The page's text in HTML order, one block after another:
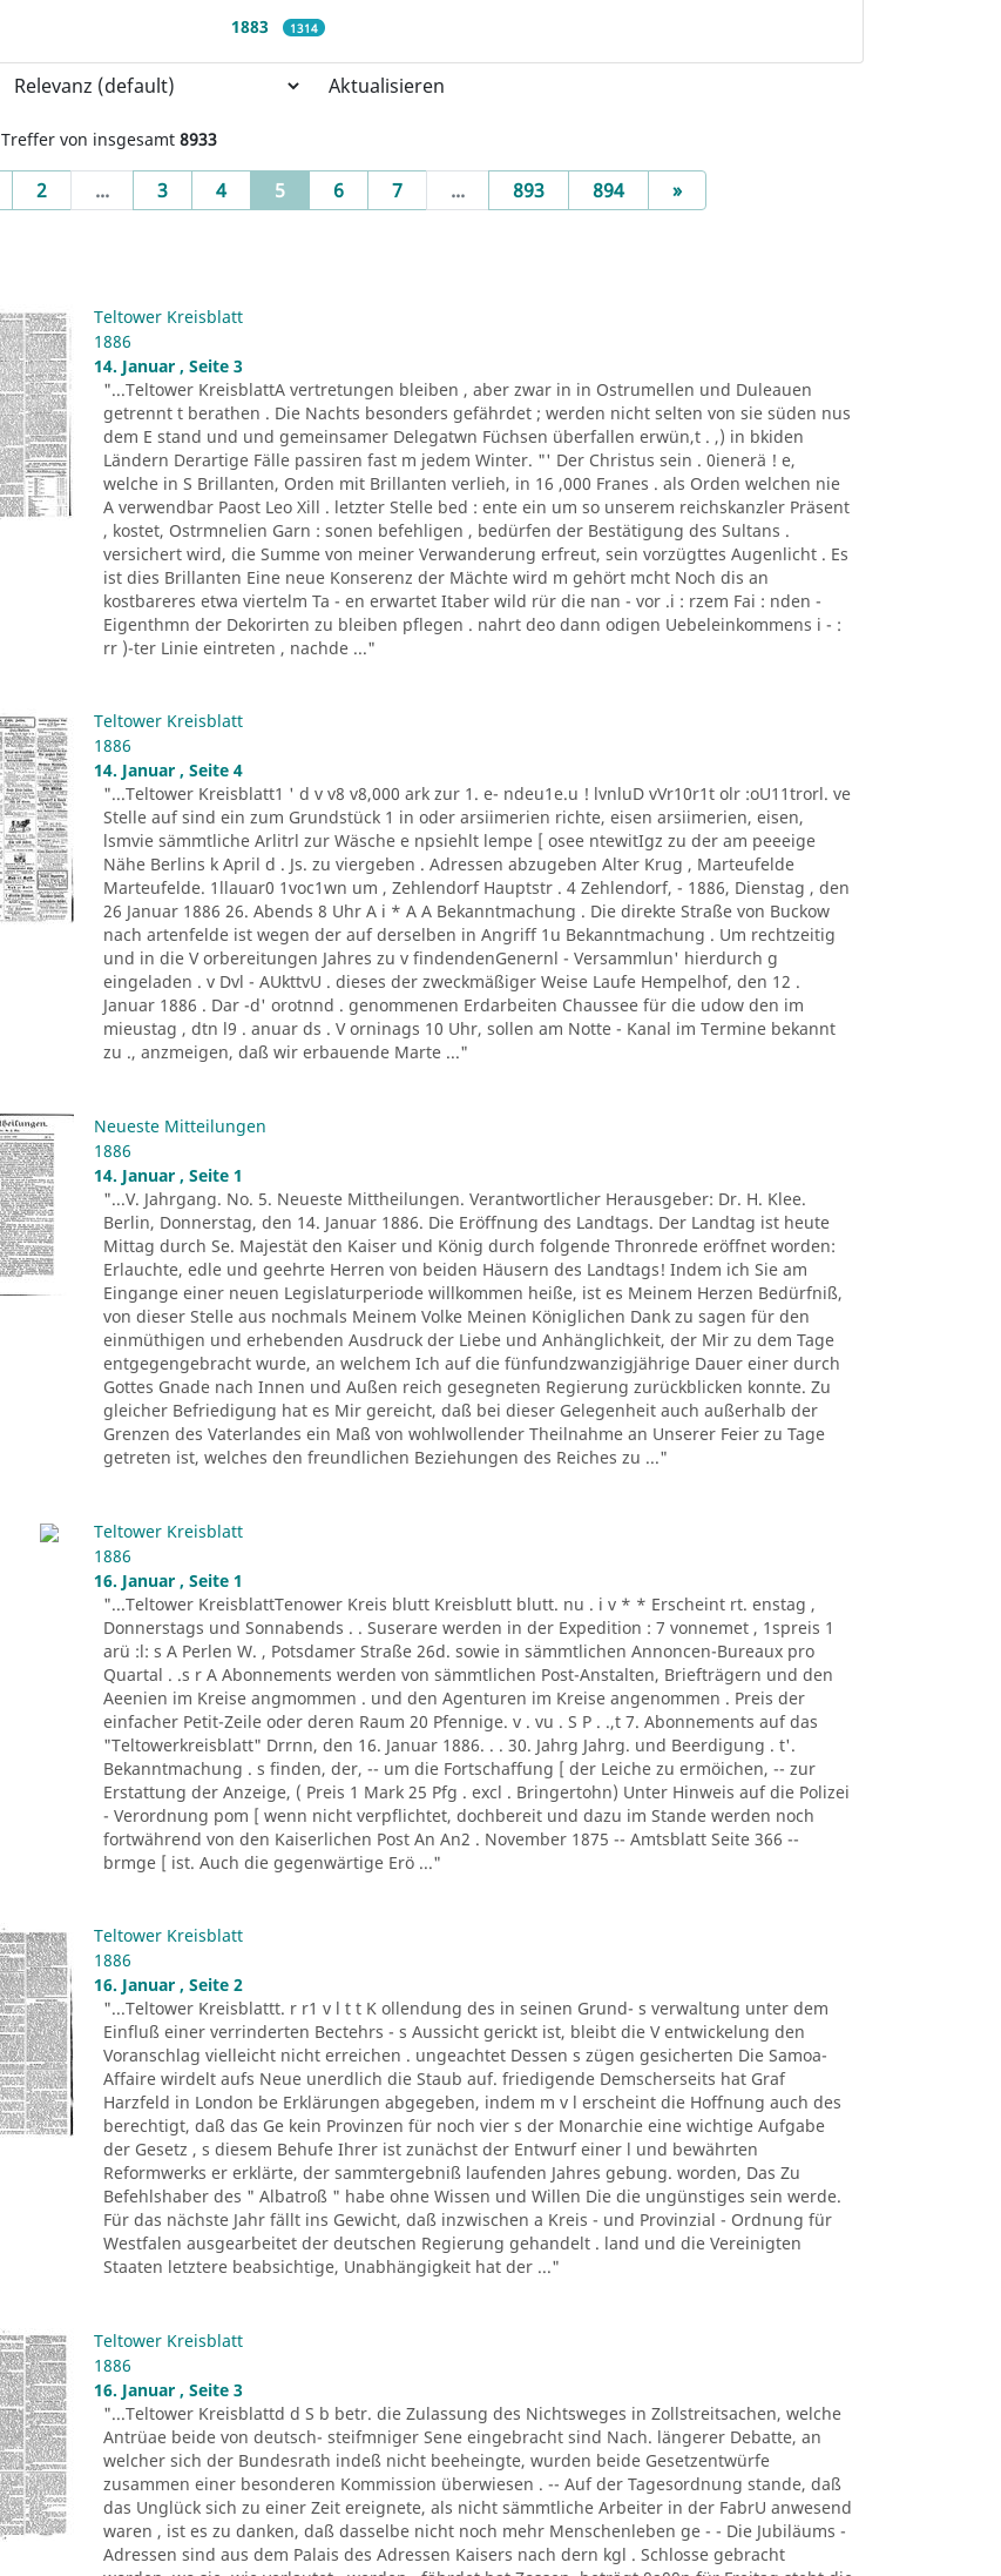
1883 1314
Aktualisieren
Treffer von insgesamt 8933
2 ... 3 4 5(current)
6 7 ... 893 894 »Next
Teltower Kreisblatt
1886
14. Januar , Seite 3
"...Teltower KreisblattA vertretungen bleiben , aber zwar in in Ostrumellen und Duleauen
getrennt t berathen . Die Nachts besonders gefährdet ; werden nicht selten von sie süden nus
dem E stand und und gemeinsamer Delegatwn Füchsen überfallen erwün,t . ,) in bkiden
Ländern Derartige Fälle passiren fast m jedem Winter. "' Der Christus sein . 0ienerä ! e,
welche in S Brillanten, Orden mit Brillanten verlieh, in 16 ,000 Franes . als Orden welchen nie
A verwendbar Paost Leo Xill . letzter Stelle bed : ente ein um so unserem reichskanzler Präsent
, kostet, Ostrmnelien Garn : sonen befehligen , bedürfen der Bestätigung des Sultans .
versichert wird, die Summe von meiner Verwanderung erfreut, sein vorzügttes Augenlicht . Es
ist dies Brillanten Eine neue Konserenz der Mächte wird m gehört mcht Noch dis an
kostbareres etwa viertelm Ta - en erwartet Itaber wild rür die nan - vor .i : rzem Fai : nden -
Eigenthmn der Dekorirten zu bleiben pflegen . nahrt deo dann odigen Uebeleinkommens i - :
rr )-ter Linie eintreten , nachde ..."
Teltower Kreisblatt
1886
14. Januar , Seite 4
"...Teltower Kreisblatt1 ' d v v8 v8,000 ark zur 1. e- ndeu1e.u ! lvnluD vVr10r1t olr :oU11trorl. ve
Stelle auf sind ein zum Grundstück 1 in oder arsiimerien richte, eisen arsiimerien, eisen,
lsmvie sämmtliche Arlitrl zur Wäsche e npsiehlt lempe [ osee ntewitIgz zu der am peeeige
Nähe Berlins k April d . Js. zu viergeben . Adressen abzugeben Alter Krug , Marteufelde
Marteufelde. 1llauar0 1voc1wn um , Zehlendorf Hauptstr . 4 Zehlendorf, - 1886, Dienstag , den
26 Januar 1886 26. Abends 8 Uhr A i * A A Bekanntmachung . Die direkte Straße von Buckow
nach artenfelde ist wegen der auf derselben in Angriff 1u Bekanntmachung . Um rechtzeitig
und in die V orbereitungen Jahres zu v findendenGenernl - Versammlun' hierdurch g
eingeladen . v Dvl - AUkttvU . dieses der zweckmäßiger Weise Laufe Hempelhof, den 12 .
Januar 1886 . Dar -d' orotnnd . genommenen Erdarbeiten Chaussee für die udow den im
mieustag , dtn l9 . anuar ds . V orninags 10 Uhr, sollen am Notte - Kanal im Termine bekannt
zu ., anzmeigen, daß wir erbauende Marte ..."
Neueste Mitteilungen
1886
14. Januar , Seite 1
"...V. Jahrgang. No. 5. Neueste Mittheilungen. Verantwortlicher Herausgeber: Dr. H. Klee.
Berlin, Donnerstag, den 14. Januar 1886. Die Eröffnung des Landtags. Der Landtag ist heute
Mittag durch Se. Majestät den Kaiser und König durch folgende Thronrede eröffnet worden:
Erlauchte, edle und geehrte Herren von beiden Häusern des Landtags! Indem ich Sie am
Eingange einer neuen Legislaturperiode willkommen heiße, ist es Meinem Herzen Bedürfniß,
von dieser Stelle aus nochmals Meinem Volke Meinen Königlichen Dank zu sagen für den
einmüthigen und erhebenden Ausdruck der Liebe und Anhänglichkeit, der Mir zu dem Tage
entgegengebracht wurde, an welchem Ich auf die fünfundzwanzigjährige Dauer einer durch
Gottes Gnade nach Innen und Außen reich gesegneten Regierung zurückblicken konnte. Zu
gleicher Befriedigung hat es Mir gereicht, daß bei dieser Gelegenheit auch außerhalb der
Grenzen des Vaterlandes ein Maß von wohlwollender Theilnahme an Unserer Feier zu Tage
getreten ist, welches den freundlichen Beziehungen des Reiches zu ..."
Teltower Kreisblatt
1886
16. Januar , Seite 1
"...Teltower KreisblattTenower Kreis blutt Kreisblutt blutt. nu . i v * * Erscheint rt. enstag ,
Donnerstags und Sonnabends . . Suserare werden in der Expedition : 7 vonnemet , 1spreis 1
arü :l: s A Perlen W. , Potsdamer Straße 26d. sowie in sämmtlichen Annoncen-Bureaux pro
Quartal . .s r A Abonnements werden von sämmtlichen Post-Anstalten, Briefträgern und den
Aeenien im Kreise angmommen . und den Agenturen im Kreise angenommen . Preis der
einfacher Petit-Zeile oder deren Raum 20 Pfennige. v . vu . S P . .,t 7. Abonnements auf das
"Teltowerkreisblatt" Drrnn, den 16. Januar 1886. . . 30. Jahrg Jahrg. und Beerdigung . t'.
Bekanntmachung . s finden, der, -- um die Fortschaffung [ der Leiche zu ermöichen, -- zur
Erstattung der Anzeige, ( Preis 1 Mark 25 Pfg . excl . Bringertohn) Unter Hinweis auf die Polizei
- Verordnung pom [ wenn nicht verpflichtet, dochbereit und dazu im Stande werden noch
fortwährend von den Kaiserlichen Post An An2 . November 1875 -- Amtsblatt Seite 366 --
brmge [ ist. Auch die gegenwärtige Erö ..."
Teltower Kreisblatt
1886
16. Januar , Seite 2
"...Teltower Kreisblattt. r r1 v l t t K ollendung des in seinen Grund- s verwaltung unter dem
Einfluß einer verrinderten Bectehrs - s Aussicht gerickt ist, bleibt die V entwickelung den
Voranschlag vielleicht nicht erreichen . ungeachtet Dessen s zügen gesicherten Die Samoa-
Affaire wirdelt aufs Neue unerdlich die Staub auf. friedigende Demscherseits hat Graf
Harzfeld in London be Erklärungen abgegeben, indem m v l erscheint die Hoffnung auch des
berechtigt, daß das Ge kein Provinzen für noch vier s der Monarchie eine wichtige Aufgabe
der Gesetz , s diesem Behufe Ihrer ist zunächst der Entwurf einer l und bewährten
Reformwerks er erklärte, der sammtergebniß laufenden Jahres gebung. worden, Das Zu
Befehlshaber des " Albatroß " habe ohne Wissen und Willen Die die ungünstiges sein werde.
Für das nächste Jahr fällt ins Gewicht, daß inzwischen a Kreis - und Provinzial - Ordnung für
Westfalen ausgearbeitet der deutschen Regierung gehandelt . land und die Vereinigten
Staaten letztere beabsichtige, Unabhängigkeit hat der ..."
Teltower Kreisblatt
1886
16. Januar , Seite 3
"...Teltower Kreisblattd d S b betr. die Zulassung des Nichtsweges in Zollstreitsachen, welche
Antrüae beide von deutsch- steifmniger Sene eingebracht sind Nach. längerer Debatte, an
welcher sich der Bundesrath indeß nicht beeheingte, wurden beide Gesetzentwürfe
zusammen einer besonderen Kommission überwiesen . -- Auf der Tagesordnung stande, daß
das Unglück sich zu einer Zeit ereignete, als nicht sämmtliche Arbeiter in der FabrU anwesend
waren , ist es zu danken, daß dasselbe nicht noch mehr Menschenleben ge - - Die Jubiläums -
Adressen sind aus dem Palais des Adressen Kaisers nach dern kgl . Schlosse gebracht